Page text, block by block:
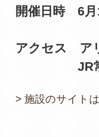
開催日時 6月
アクセス ア
JR常磐線
> 施設のサイト